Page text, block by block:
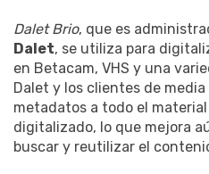
Dalet Brio, que es
Dalet, se utiliza para
en Betacam, VHS y una
Dalet y los clientes de
metadatos a todo el
digitalizado, lo que mejora
buscar y reutilizar el